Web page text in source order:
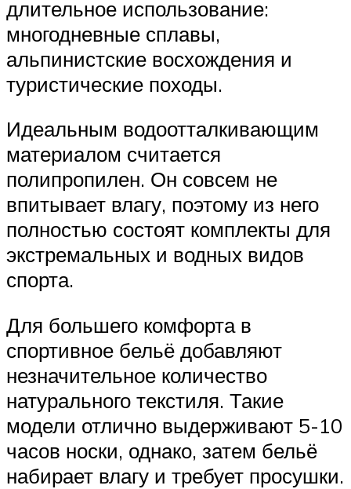
длительное использование:
многодневные сплавы,
альпинистские восхождения и
туристические походы.
Идеальным водоотталкивающим
материалом считается
полипропилен. Он совсем не
впитывает влагу, поэтому из него
полностью состоят комплекты для
экстремальных и водных видов
спорта.
Для большего комфорта в
спортивное бельё добавляют
незначительное количество
натурального текстиля. Такие
модели отлично выдерживают 5-10
часов носки, однако, затем бельё
набирает влагу и требует просушки.